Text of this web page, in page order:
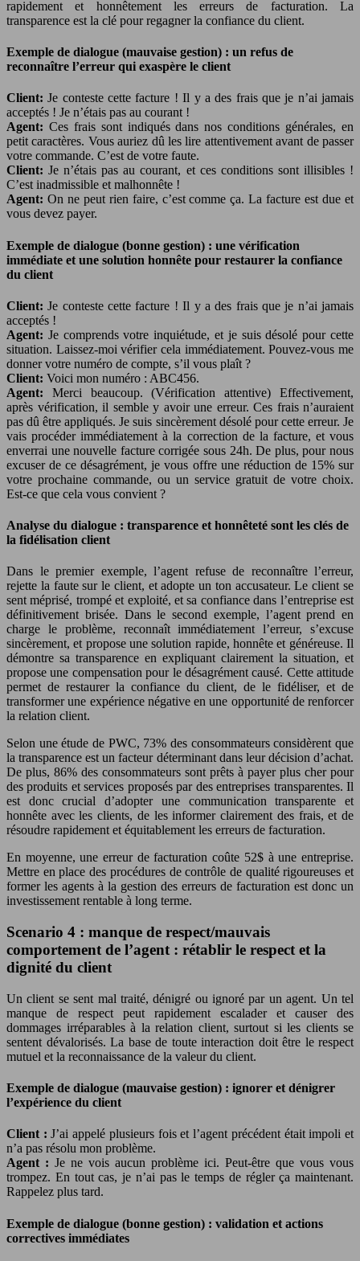
rapidement et honnêtement les erreurs de facturation. La
transparence est la clé pour regagner la confiance du client.
Exemple de dialogue (mauvaise gestion) : un refus de
reconnaître l’erreur qui exaspère le client
Client:Je conteste cette facture ! Il y a des frais que je n’ai jamais
acceptés ! Je n’étais pas au courant !
Agent: Ces frais sont indiqués dans nos conditions générales, en
petit caractères. Vous auriez dû les lire attentivement avant de passer
votre commande. C’est de votre faute.
Client:Je n’étais pas au courant, et ces conditions sont illisibles !
C’est inadmissible et malhonnête !
Agent: On ne peut rien faire, c’est comme ça. La facture est due et
vous devez payer.
Exemple de dialogue (bonne gestion) : une vérification
immédiate et une solution honnête pour restaurer la confiance
du client
Client:Je conteste cette facture ! Il y a des frais que je n’ai jamais
acceptés !
Agent: Je comprends votre inquiétude, et je suis désolé pour cette
situation. Laissez-moi vérifier cela immédiatement. Pouvez-vous me
donner votre numéro de compte, s’il vous plaît ?
Client: Voici mon numéro : ABC456.
Agent: Merci beaucoup. (Vérification attentive) Effectivement,
après vérification, il semble y avoir une erreur. Ces frais n’auraient
pas dû être appliqués. Je suis sincèrement désolé pour cette erreur. Je
vais procéder immédiatement à la correction de la facture, et vous
enverrai une nouvelle facture corrigée sous 24h. De plus, pour nous
excuser de ce désagrément, je vous offre une réduction de 15% sur
votre prochaine commande, ou un service gratuit de votre choix.
Est-ce que cela vous convient ?
Analyse du dialogue : transparence et honnêteté sont les clés de
la fidélisation client
Dans le premier exemple, l’agent refuse de reconnaître l’erreur,
rejette la faute sur le client, et adopte un ton accusateur. Le client se
sent méprisé, trompé et exploité, et sa confiance dans l’entreprise est
définitivement brisée. Dans le second exemple, l’agent prend en
charge le problème, reconnaît immédiatement l’erreur, s’excuse
sincèrement, et propose une solution rapide, honnête et généreuse. Il
démontre sa transparence en expliquant clairement la situation, et
propose une compensation pour le désagrément causé. Cette attitude
permet de restaurer la confiance du client, de le fidéliser, et de
transformer une expérience négative en une opportunité de renforcer
la relation client.
Selon une étude de PWC, 73% des consommateurs considèrent que
la transparence est un facteur déterminant dans leur décision d’achat.
De plus, 86% des consommateurs sont prêts à payer plus cher pour
des produits et services proposés par des entreprises transparentes. Il
est donc crucial d’adopter une communication transparente et
honnête avec les clients, de les informer clairement des frais, et de
résoudre rapidement et équitablement les erreurs de facturation.
En moyenne, une erreur de facturation coûte 52$ à une entreprise.
Mettre en place des procédures de contrôle de qualité rigoureuses et
former les agents à la gestion des erreurs de facturation est donc un
investissement rentable à long terme.
Scenario 4 : manque de respect/mauvais
comportement de l’agent : rétablir le respect et la
dignité du client
Un client se sent mal traité, dénigré ou ignoré par un agent. Un tel
manque de respect peut rapidement escalader et causer des
dommages irréparables à la relation client, surtout si les clients se
sentent dévalorisés. La base de toute interaction doit être le respect
mutuel et la reconnaissance de la valeur du client.
Exemple de dialogue (mauvaise gestion) : ignorer et dénigrer
l’expérience du client
Client :J’ai appelé plusieurs fois et l’agent précédent était impoli et
n’a pas résolu mon problème.
Agent : Je ne vois aucun problème ici. Peut-être que vous vous
trompez. En tout cas, je n’ai pas le temps de régler ça maintenant.
Rappelez plus tard.
Exemple de dialogue (bonne gestion) : validation et actions
correctives immédiates